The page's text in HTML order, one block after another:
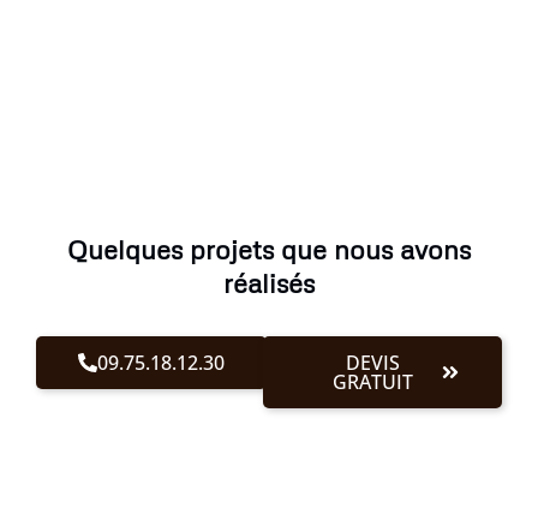
Quelques projets que nous avons
réalisés
09.75.18.12.30 DEVIS
GRATUIT